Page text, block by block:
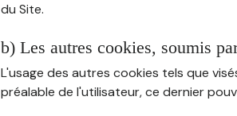
du Site.
b) Les autres cookies, soumis
L'usage des autres cookies tels que
préalable de l'utilisateur, ce dernier